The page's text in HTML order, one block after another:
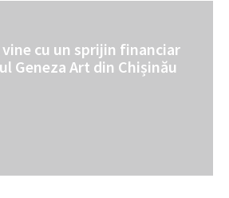
cu un sprijin financiar
Geneza Art din Chișinău